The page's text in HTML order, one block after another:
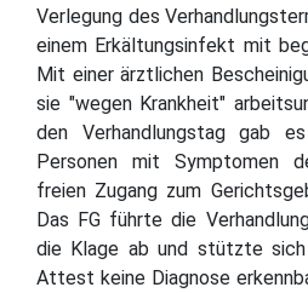
Verlegung des
einem Erkältungsinfekt mit
Mit einer ärztlichen
sie "wegen Krankheit"
den Verhandlungstag gab
Personen mit Symptomen
freien Zugang zum
Das FG führte die
die Klage ab und stützte
Attest keine Diagnose